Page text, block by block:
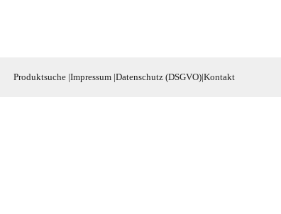
Produktsuche|Impressum|Datenschutz (DSGVO)|Kontakt